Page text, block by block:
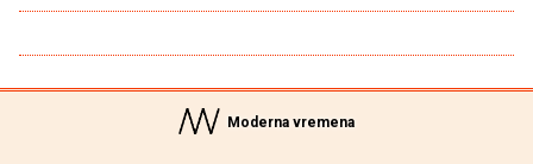
Moderna vremena